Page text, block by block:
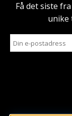
Få det siste
unike